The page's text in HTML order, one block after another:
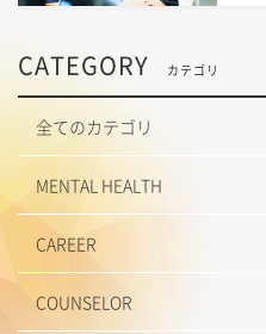
CATEGORY カテゴリ
全てのカテゴリ
MENTAL HEALTH
CAREER
COUNSELOR